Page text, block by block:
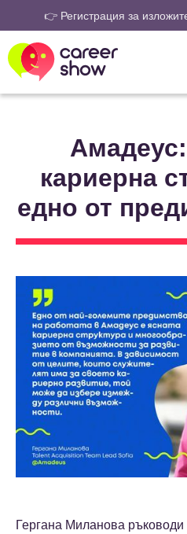
👉 Регистрация за
кариерна
едно от
Гергана Миланова